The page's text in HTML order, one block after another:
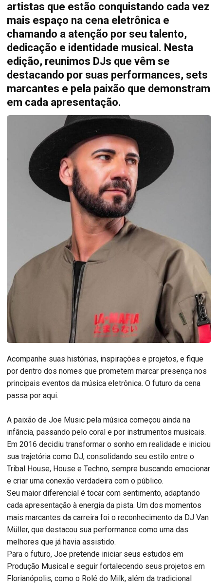
artistas que estão conquistando cada vez
mais espaço na cena eletrônica e
chamando a atenção por seu talento,
dedicação e identidade musical. Nesta
edição, reunimos DJs que vêm se
destacando por suas performances, sets
marcantes e pela paixão que demonstram
em cada apresentação.
Acompanhe suas histórias, inspirações e projetos, e fique
por dentro dos nomes que prometem marcar presença nos
principais eventos da música eletrônica. O futuro da cena
passa por aqui.
A paixão de Joe Music pela música começou ainda na
infância, passando pelo coral e por instrumentos musicais.
Em 2016 decidiu transformar o sonho em realidade e iniciou
sua trajetória como DJ, consolidando seu estilo entre o
Tribal House, House e Techno, sempre buscando emocionar
e criar uma conexão verdadeira com o público.
Seu maior diferencial é tocar com sentimento, adaptando
cada apresentação à energia da pista. Um dos momentos
mais marcantes da carreira foi o reconhecimento da DJ Van
Müller, que destacou sua performance como uma das
melhores que já havia assistido.
Para o futuro, Joe pretende iniciar seus estudos em
Produção Musical e seguir fortalecendo seus projetos em
Florianópolis, como o Rolé do Milk, além da tradicional